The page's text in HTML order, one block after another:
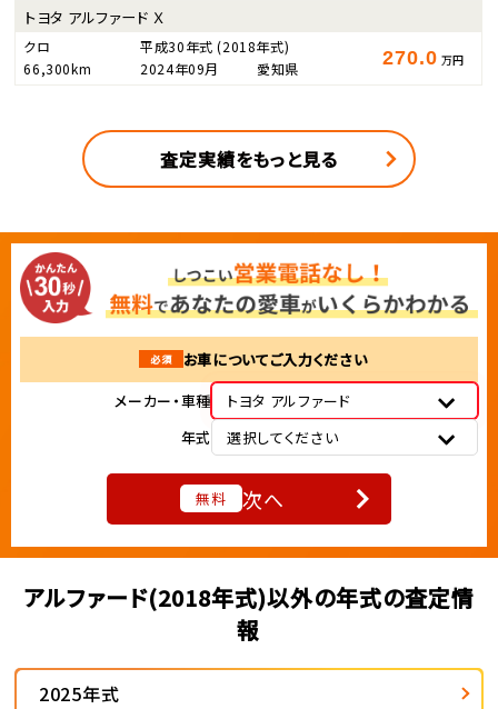
トヨタ アルファード Ｘ
クロ 平成30年式(2018年式)
66,300km
2024年09月 愛知県 270.0 万円
査定実績をもっと見る
必須
お車についてご入力ください
メーカー・車種
トヨタ アルファード
年式
選択してください
無料 次へ
アルファード(2018年式)以外の年式の査定情
報
2025年式